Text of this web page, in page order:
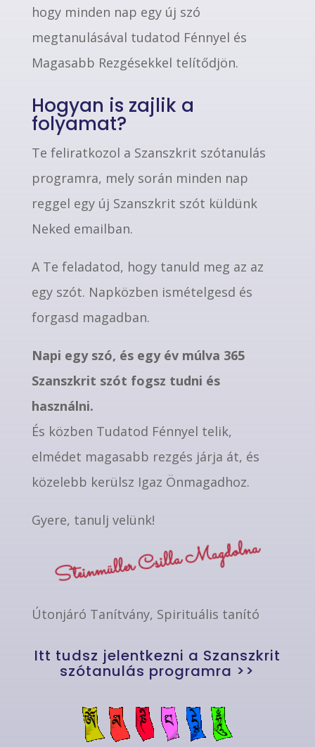
hogy minden nap egy új szó
megtanulásával tudatod Fénnyel és
Magasabb Rezgésekkel telítődjön.
Hogyan is zajlik a
folyamat?
Te feliratkozol a Szanszkrit szótanulás
programra, mely során minden nap
reggel egy új Szanszkrit szót küldünk
Neked emailban.
A Te feladatod, hogy tanuld meg az az
egy szót. Napközben ismételgesd és
forgasd magadban.
Napi egy szó, és egy év múlva 365
Szanszkrit szót fogsz tudni és
használni.
És közben Tudatod Fénnyel telik,
elmédet magasabb rezgés járja át, és
közelebb kerülsz Igaz Önmagadhoz.
Gyere, tanulj velünk!
Steinmüller Csilla Magdolna
Útonjáró Tanítvány, Spirituális tanító
Itt tudsz jelentkezni a Szanszkrit
szótanulás programra >>